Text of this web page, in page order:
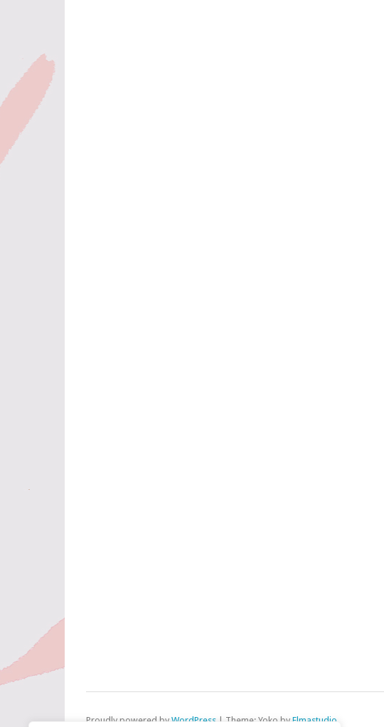
Proudly powered by WordPress | Theme: Yoko by Elmastudio